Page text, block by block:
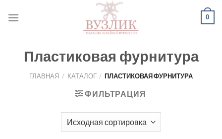
0
Пластиковая фурнитура
ГЛАВНАЯ / КАТАЛОГ / ПЛАСТИКОВАЯ ФУРНИТУРА
ФИЛЬТРАЦИЯ